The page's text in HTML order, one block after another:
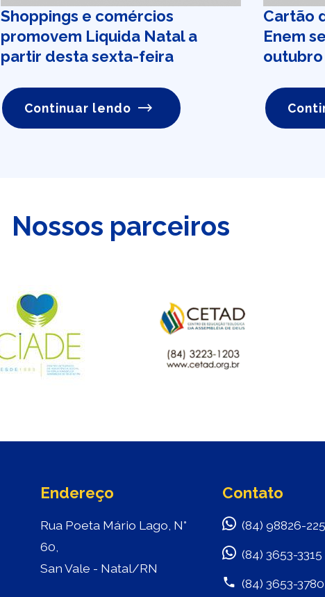
Shoppings e comércios
promovem Liquida Natal a
partir desta sexta-feira
Continuar lendo
Cartão
Enem
outubro
Nossos parceiros
Endereço
Rua Poeta Mário Lago, N°
60,
San Vale - Natal/RN
Contato
(84) 98826-
(84) 3653-3315
(84) 3653-3780